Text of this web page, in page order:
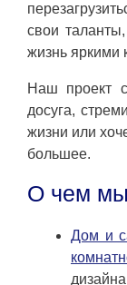
свои
жизнь яркими
Наш проект
досуга,
жизни или
большее.
О чем
Дом и